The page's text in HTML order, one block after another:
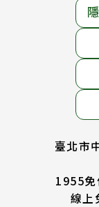
臺北市
1955
線